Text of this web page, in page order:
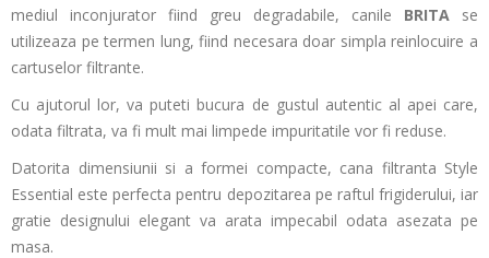
mediul inconjurator fiind greu degradabile, canile BRITA se
utilizeaza pe termen lung, fiind necesara doar simpla reinlocuire a
cartuselor filtrante.
Cu ajutorul lor, va puteti bucura de gustul autentic al apei care,
odata filtrata, va fi mult mai limpede impuritatile vor fi reduse.
Datorita dimensiunii si a formei compacte, cana filtranta Style
Essential este perfecta pentru depozitarea pe raftul frigiderului, iar
gratie designului elegant va arata impecabil odata asezata pe
masa.